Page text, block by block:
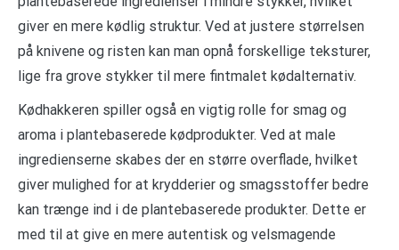
giver en mere kødlig struktur. Ved at justere størrelsen
på knivene og risten kan man opnå forskellige teksturer,
lige fra grove stykker til mere fintmalet kødalternativ.
Kødhakkeren spiller også en vigtig rolle for smag og
aroma i plantebaserede kødprodukter. Ved at male
ingredienserne skabes der en større overflade, hvilket
giver mulighed for at krydderier og smagsstoffer bedre
kan trænge ind i de plantebaserede produkter. Dette er
med til at give en mere autentisk og velsmagende